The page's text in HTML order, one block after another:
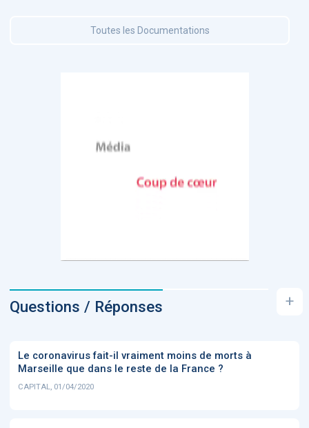
Toutes les Documentations
Questions / Réponses +
Le coronavirus fait-il vraiment moins de morts à
Marseille que dans le reste de la France ?
CAPITAL, 01/04/2020